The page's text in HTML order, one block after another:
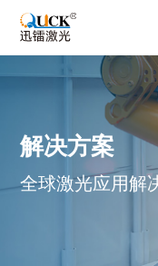
解决方案
全球激光应用解